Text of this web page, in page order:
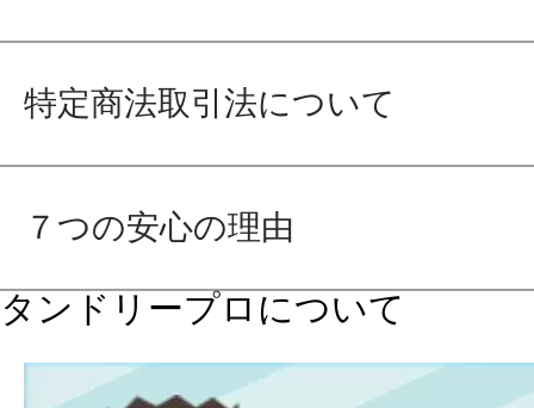
特定商法取引法について
７つの安心の理由
タンドリープロについて